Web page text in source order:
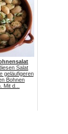
Salat
geläufigeren
Bohnen
Mit d...